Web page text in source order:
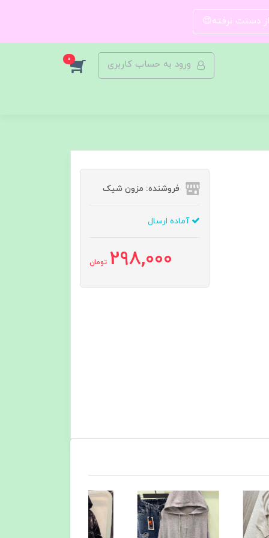
از دستت نرفته😍
ورود به حساب کاربری 0
فروشنده: مزون شیک
آماده ارسال
298,000 تومان